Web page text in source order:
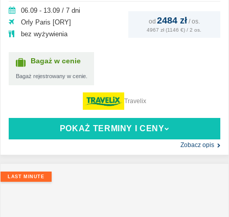
06.09 - 13.09 / 7 dni
Orly Paris [ORY]
bez wyżywienia
Bagaż w cenie
Bagaż rejestrowany w cenie.
od 2484 zł / os.
4967 zł (1146 €) / 2 os.
POKAŻ TERMINY I CENY
Zobacz opis
Travelix
LAST MINUTE